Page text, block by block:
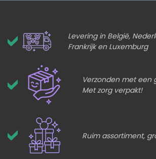
Levering in België,
Frankrijk en Luxemburg
Verzonden met een
Met zorg verpakt!
Ruim assortiment,